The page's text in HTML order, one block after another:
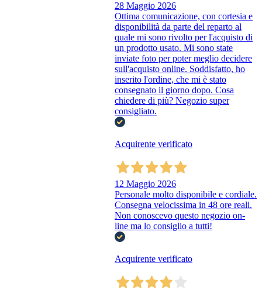
28 Maggio 2026
Ottima comunicazione, con cortesia e
disponibilità da parte del reparto al
quale mi sono rivolto per l'acquisto di
un prodotto usato. Mi sono state
inviate foto per poter meglio decidere
sull'acquisto online. Soddisfatto, ho
inserito l'ordine, che mi è stato
consegnato il giorno dopo. Cosa
chiedere di più? Negozio super
consigliato.
Acquirente verificato
12 Maggio 2026
Personale molto disponibile e cordiale.
Consegna velocissima in 48 ore reali.
Non conoscevo questo negozio on-
line ma lo consiglio a tutti!
Acquirente verificato